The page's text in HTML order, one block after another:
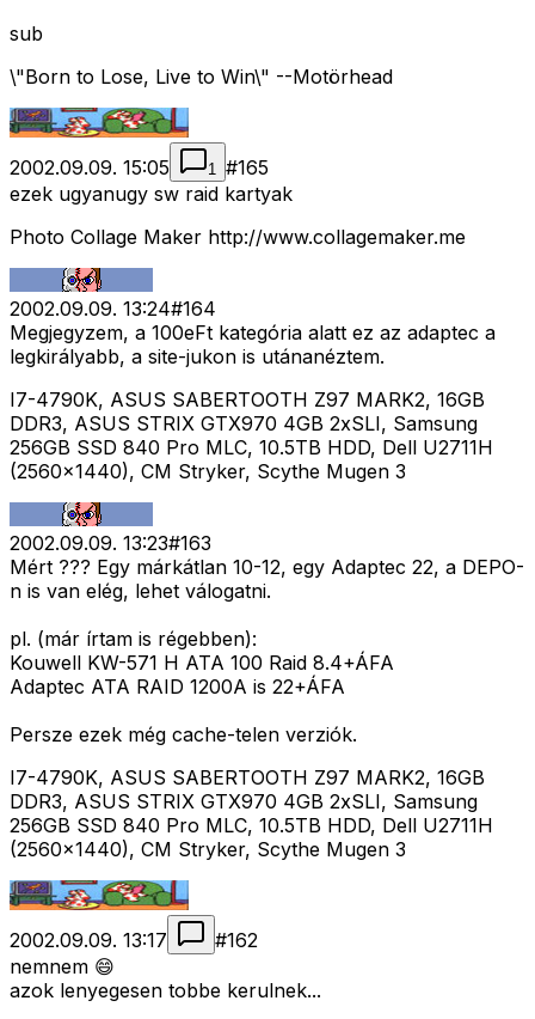
sub
\"Born to Lose, Live to Win\" --Motörhead
2002.09.09. 15:05 1 #165
ezek ugyanugy sw raid kartyak
Photo Collage Maker http://www.collagemaker.me
2002.09.09. 13:24#164
Megjegyzem, a 100eFt kategória alatt ez az adaptec a
legkirályabb, a site-jukon is utánanéztem.
I7-4790K, ASUS SABERTOOTH Z97 MARK2, 16GB
DDR3, ASUS STRIX GTX970 4GB 2xSLI, Samsung
256GB SSD 840 Pro MLC, 10.5TB HDD, Dell U2711H
(2560x1440), CM Stryker, Scythe Mugen 3
2002.09.09. 13:23#163
Mért ??? Egy márkátlan 10-12, egy Adaptec 22, a DEPO-
n is van elég, lehet válogatni.
pl. (már írtam is régebben):
Kouwell KW-571 H ATA 100 Raid 8.4+ÁFA
Adaptec ATA RAID 1200A is 22+ÁFA
Persze ezek még cache-telen verziók.
I7-4790K, ASUS SABERTOOTH Z97 MARK2, 16GB
DDR3, ASUS STRIX GTX970 4GB 2xSLI, Samsung
256GB SSD 840 Pro MLC, 10.5TB HDD, Dell U2711H
(2560x1440), CM Stryker, Scythe Mugen 3
2002.09.09. 13:17 #162
nemnem 😄
azok lenyegesen tobbe kerulnek...